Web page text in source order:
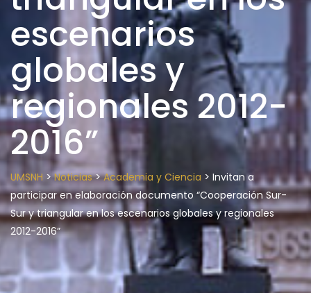
escenarios
globales y
regionales 2012-
2016”
UMSNH >Noticias>Academia y Ciencia > Invitan a
participar en elaboración documento “Cooperación Sur-
Sur y triangular en los escenarios globales y regionales
2012-2016”